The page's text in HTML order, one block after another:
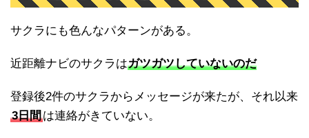
サクラにも色んなパターンがある。
近距離ナビのサクラはガツガツしていないのだ
登録後2件のサクラからメッセージが来たが、それ以来
3日間は連絡がきていない。